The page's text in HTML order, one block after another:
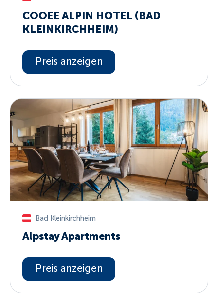
COOEE ALPIN HOTEL (BAD
KLEINKIRCHHEIM)
Preis anzeigen
Bad Kleinkirchheim
Alpstay Apartments
Preis anzeigen